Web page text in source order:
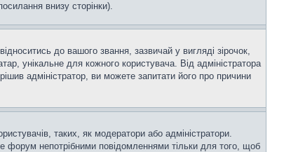
внизу сторінки).
до вашого звання, зазвичай у вигляді зірочок,
унікальне для кожного користувача. Від адміністратора
адміністратор, ви можете запитати його про причини
таких, як модератори або адміністратори.
форум непотрібними повідомленнями тільки для того, щоб